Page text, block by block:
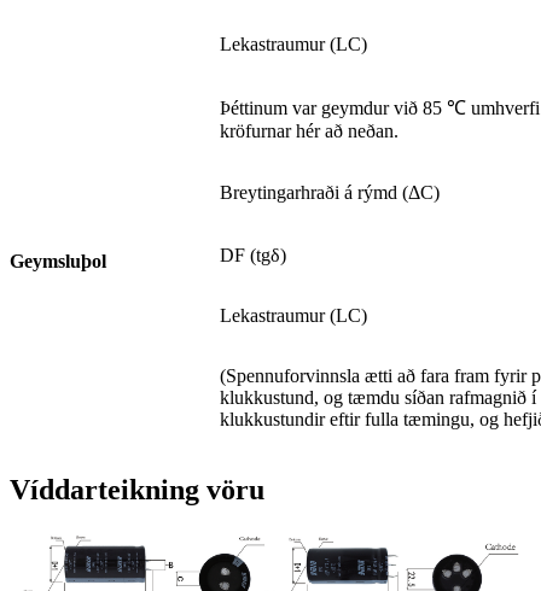
Lekastraumur (LC)
Geymsluþol
Þéttinum var geymdur við 85 ℃
kröfurnar hér að neðan.
Breytingarhraði á rýmd (ΔC)
DF (tgδ)
Lekastraumur (LC)
(Spennuforvinnsla ætti að fara fram fyrir
klukkustund, og tæmdu síðan rafmagnið
klukkustundir eftir fulla tæmingu, og
Víddarteikning vöru